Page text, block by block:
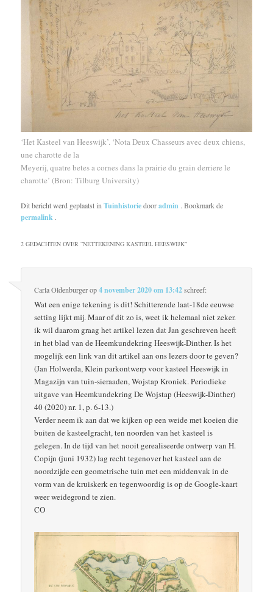
‘Het Kasteel van Heeswijk’. ‘Nota Deux Chasseurs avec deux chiens,
une charotte de la
Meyerij, quatre betes a cornes dans la prairie du grain derriere le
charotte’ (Bron: Tilburg University)
Dit bericht werd geplaatst inTuinhistoriedooradmin . Bookmark de
permalink .
2 GEDACHTEN OVER “NETTEKENING KASTEEL HEESWIJK”
Carla Oldenburgerop4 november 2020 om 13:42schreef:
Wat een enige tekening is dit! Schitterende laat-18de eeuwse
setting lijkt mij. Maar of dit zo is, weet ik helemaal niet zeker.
ik wil daarom graag het artikel lezen dat Jan geschreven heeft
in het blad van de Heemkundekring Heeswijk-Dinther. Is het
mogelijk een link van dit artikel aan ons lezers door te geven?
(Jan Holwerda, Klein parkontwerp voor kasteel Heeswijk in
Magazijn van tuin-sieraaden, Wojstap Kroniek. Periodieke
uitgave van Heemkundekring De Wojstap (Heeswijk-Dinther)
40 (2020) nr. 1, p. 6-13.)
Verder neem ik aan dat we kijken op een weide met koeien die
buiten de kasteelgracht, ten noorden van het kasteel is
gelegen. In de tijd van het nooit gerealiseerde ontwerp van H.
Copijn (juni 1932) lag recht tegenover het kasteel aan de
noordzijde een geometrische tuin met een middenvak in de
vorm van de kruiskerk en tegenwoordig is op de Google-kaart
weer weidegrond te zien.
CO